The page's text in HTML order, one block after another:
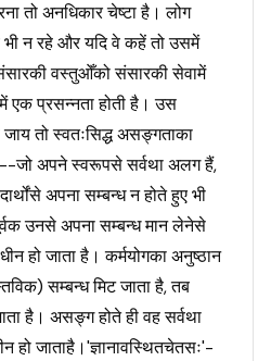
तो अनधिकार चेष्टा है। लोग
न रहे और यदि वे कहें तो उसमें
वस्तुओँको संसारकी सेवामें
एक प्रसन्नता होती है। उस
तो स्वतःसिद्ध असङ्गताका
जो अपने स्वरूपसे सर्वथा अलग हैं,
अपना सम्बन्ध न होते हुए भी
उनसे अपना सम्बन्ध मान लेनेसे
हो जाता है। कर्मयोगका अनुष्ठान
सम्बन्ध मिट जाता है, तब
है। असङ्ग होते ही वह सर्वथा
हो जाताहै।'ज्ञानावस्थितचेतसः'-